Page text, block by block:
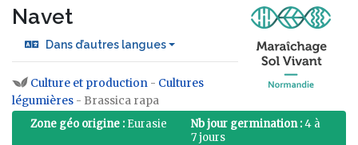
Navet
Dans d’autres langues
Aller à :navigation,rechercher
Culture et production - Cultures
légumières - Brassica rapa
Zone géo origine : Eurasie Nb jour germination :4 à
7 jours